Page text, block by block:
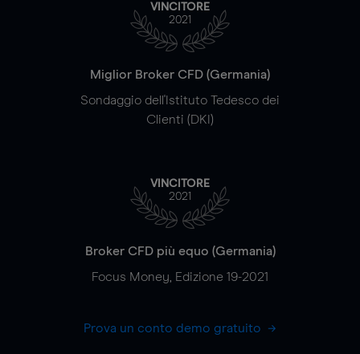
VINCITORE
2021
Miglior Broker CFD (Germania)
Sondaggio dell'Istituto Tedesco dei
Clienti (DKI)
VINCITORE
2021
Broker CFD più equo (Germania)
Focus Money, Edizione 19-2021
Prova un conto demo gratuito